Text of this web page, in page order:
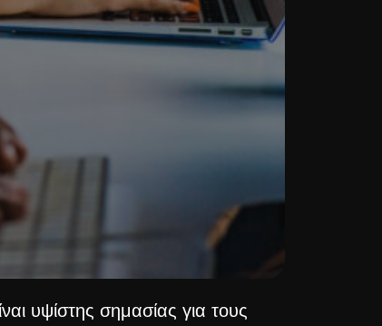
υψίστης σημασίας για τους